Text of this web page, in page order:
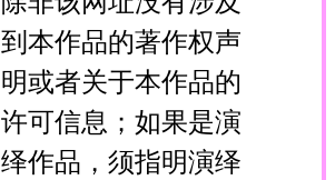
到本作品的著作权声
明或者关于本作品的
许可信息；如果是演
绎作品，须指明演绎